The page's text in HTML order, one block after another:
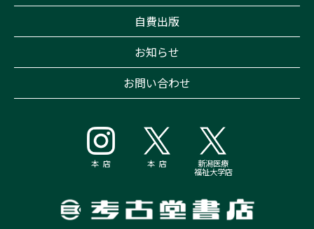
自費出版
お知らせ
お問い合わせ
本 店 本 店 新潟医療
福祉大学店